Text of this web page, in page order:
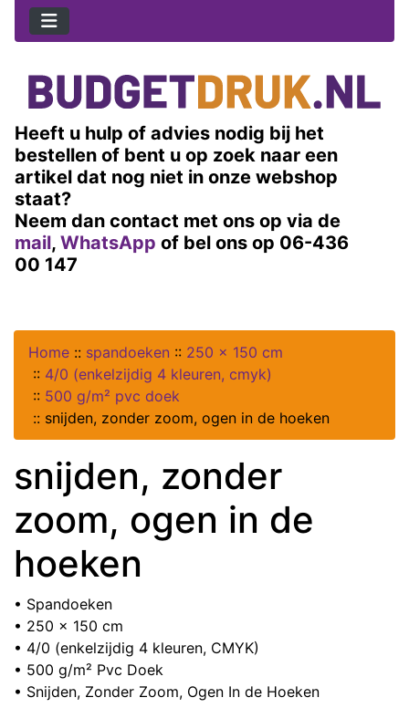
Heeft u hulp of advies nodig bij het
bestellen of bent u op zoek naar een
artikel dat nog niet in onze webshop
staat?
Neem dan contact met ons op via de
mail, WhatsApp of bel ons op 06-436
00 147
Home :: spandoeken :: 250 x 150 cm
:: 4/0 (enkelzijdig 4 kleuren, cmyk)
:: 500 g/m² pvc doek
:: snijden, zonder zoom, ogen in de hoeken
snijden, zonder
zoom, ogen in de
hoeken
• Spandoeken
• 250 x 150 cm
• 4/0 (enkelzijdig 4 kleuren, CMYK)
• 500 g/m² Pvc Doek
• Snijden, Zonder Zoom, Ogen In de Hoeken